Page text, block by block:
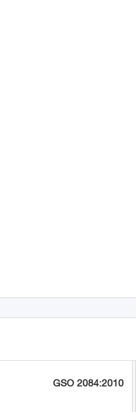
GSO 2084:2010